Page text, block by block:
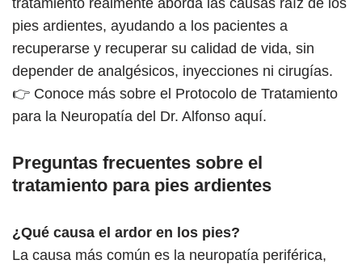
pies ardientes, ayudando a los pacientes a
recuperarse y recuperar su calidad de vida, sin
depender de analgésicos, inyecciones ni cirugías.
👉 Conoce más sobre el Protocolo de Tratamiento
para la Neuropatía del Dr. Alfonso aquí.
Preguntas frecuentes sobre el
tratamiento para pies ardientes
¿Qué causa el ardor en los pies?
La causa más común es la neuropatía periférica,